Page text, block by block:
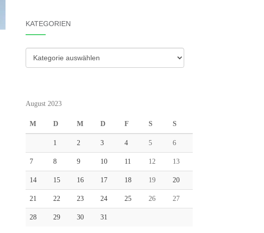
KATEGORIEN
Kategorien
August 2023
M D M D F S S
1 2 3 4 5 6
7 8 9 10 11 12 13
14 15 16 17 18 19 20
21 22 23 24 25 26 27
28 29 30 31